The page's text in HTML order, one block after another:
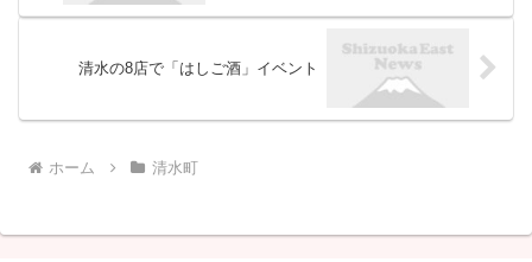
清水の8店で「はしご酒」イベント
ホーム 清水町